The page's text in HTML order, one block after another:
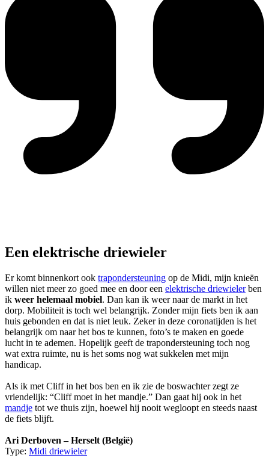
Een elektrische driewieler
Er komt binnenkort ook trapondersteuning op de Midi, mijn knieën
willen niet meer zo goed mee en door een elektrische driewielerben
ik weer helemaal mobiel. Dan kan ik weer naar de markt in het
dorp. Mobiliteit is toch wel belangrijk. Zonder mijn fiets ben ik aan
huis gebonden en dat is niet leuk. Zeker in deze coronatijden is het
belangrijk om naar het bos te kunnen, foto’s te maken en goede
lucht in te ademen. Hopelijk geeft de trapondersteuning toch nog
wat extra ruimte, nu is het soms nog wat sukkelen met mijn
handicap.
Als ik met Cliff in het bos ben en ik zie de boswachter zegt ze
vriendelijk: “Cliff moet in het mandje.” Dan gaat hij ook in het
mandje tot we thuis zijn, hoewel hij nooit wegloopt en steeds naast
de fiets blijft.
Ari Derboven – Herselt (België)
Type: Midi driewieler